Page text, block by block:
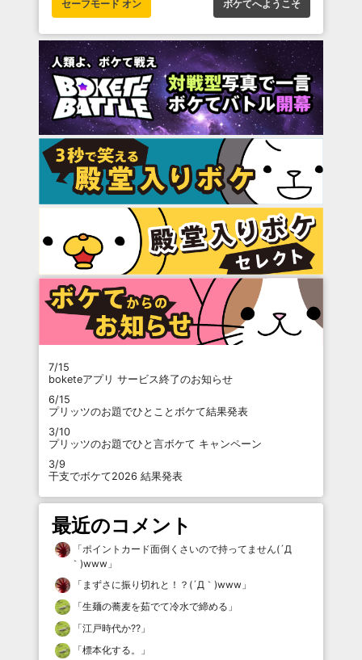
セーフモード オン ボケてへようこそ
7/15
boketeアプリ サービス終了のお知らせ
6/15
プリッツのお題でひとことボケて結果発表
3/10
プリッツのお題でひと言ボケて キャンペーン
3/9
干支でボケて2026 結果発表
最近のコメント
「ポイントカード面倒くさいので持ってません(´Д
｀)www 」
「 まずさに振り切れと！？(´Д｀)www 」
「生麺の蕎麦を茹でて冷水で締める 」
「江戸時代か⁇ 」
「標本化する。
」